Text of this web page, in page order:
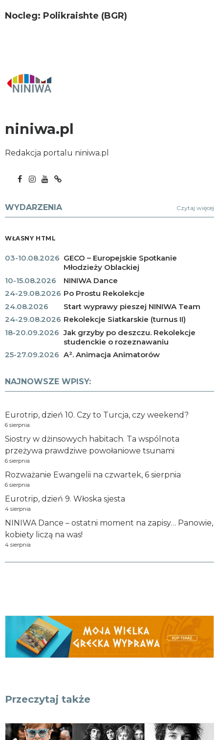
Nocleg: Polikraishte (BGR)
niniwa.pl
Redakcja portalu niniwa.pl
WYDARZENIA Czytaj więcej
WŁASNY HTML
03-10.08.2026 GECO – Europejskie Spotkanie
Młodzieży Oblackiej
10-15.08.2026
NINIWA Dance
24-29.08.2026 Po Prostu Rekolekcje
24.08.2026
Start wyprawy pieszej NINIWA Team
24-29.08.2026 Rekolekcje Siatkarskie (turnus II)
18-20.09.2026 Jak grzyby po deszczu. Rekolekcje
studenckie o rozeznawaniu
25-27.09.2026 A². Animacja Animatorów
NAJNOWSZE WPISY:
Eurotrip, dzień 10. Czy to Turcja, czy weekend?
6 sierpnia
Siostry w dżinsowych habitach. Ta wspólnota
przeżywa prawdziwe powołaniowe tsunami
6 sierpnia
Rozważanie Ewangelii na czwartek, 6 sierpnia
6 sierpnia
Eurotrip, dzień 9. Włoska sjesta
4 sierpnia
NINIWA Dance – ostatni moment na zapisy… Panowie,
kobiety liczą na was!
4 sierpnia
Przeczytaj także